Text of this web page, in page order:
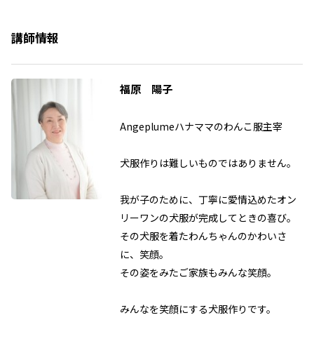
講師情報
福原 陽子
Angeplumeハナママのわんこ服主宰
犬服作りは難しいものではありません。
我が子のために、丁寧に愛情込めたオン
リーワンの犬服が完成してときの喜び。
その犬服を着たわんちゃんのかわいさ
に、笑顔。
その姿をみたご家族もみんな笑顔。
みんなを笑顔にする犬服作りです。